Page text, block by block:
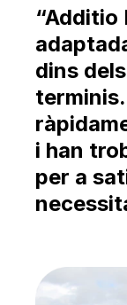
Català
“Additio
dins
i han
per a